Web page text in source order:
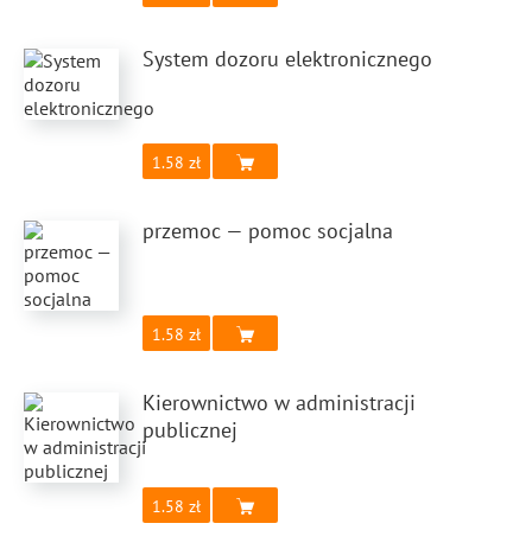
System dozoru elektronicznego
1.58
przemoc — pomoc socjalna
1.58
Kierownictwo w administracji
publicznej
1.58